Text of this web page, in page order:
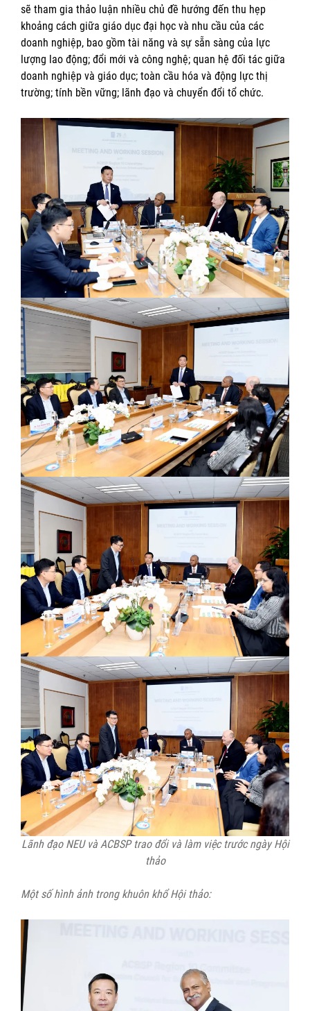
sẽ tham gia thảo luận nhiều chủ đề hướng đến thu hẹp
khoảng cách giữa giáo dục đại học và nhu cầu của các
doanh nghiệp, bao gồm tài năng và sự sẵn sàng của lực
lượng lao động; đổi mới và công nghệ; quan hệ đối tác giữa
doanh nghiệp và giáo dục; toàn cầu hóa và động lực thị
trường; tính bền vững; lãnh đạo và chuyển đổi tổ chức.
Lãnh đạo NEU và ACBSP trao đổi và làm việc trước ngày Hội
thảo
Một số hình ảnh trong khuôn khổ Hội thảo: